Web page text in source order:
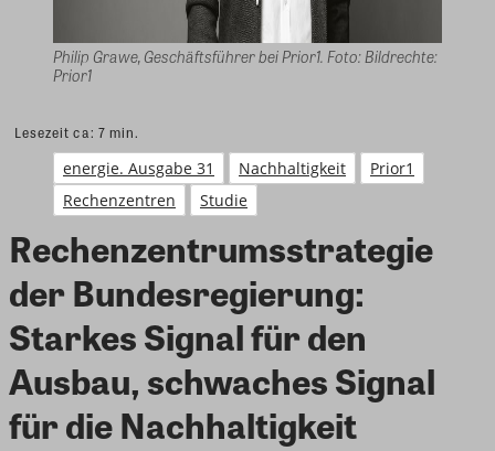
Philip Grawe, Geschäftsführer bei Prior1. Foto: Bildrechte:
Prior1
Lesezeit ca: 7 min.
energie. Ausgabe 31 Nachhaltigkeit
Prior1
Rechenzentren
Studie
Rechenzentrumsstrategie
der Bundesregierung:
Starkes Signal für den
Ausbau, schwaches Signal
für die Nachhaltigkeit